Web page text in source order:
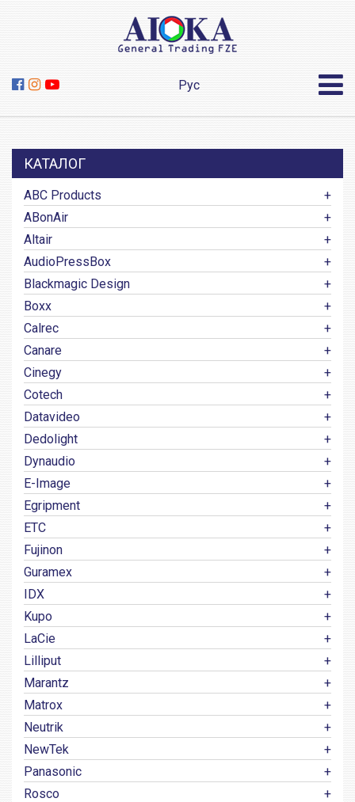
Рус
КАТАЛОГ
ABC Products
ABonAir
Altair
AudioPressBox
Blackmagic Design
Boxx
Calrec
Canare
Cinegy
Cotech
Datavideo
Dedolight
Dynaudio
E-Image
Egripment
ETC
Fujinon
Guramex
IDX
Kupo
LaCie
Lilliput
Marantz
Matrox
Neutrik
NewTek
Panasonic
Rosco